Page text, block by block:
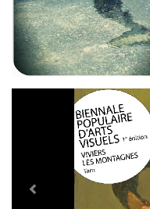
Previous